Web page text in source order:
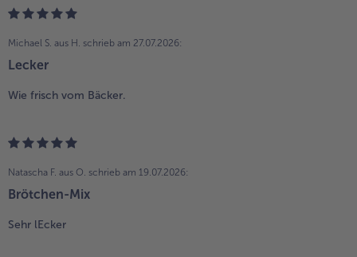
Michael S. aus H. schrieb am 27.07.2026:
Lecker
Wie frisch vom Bäcker.
Natascha F. aus O. schrieb am 19.07.2026:
Brötchen-Mix
Sehr lEcker